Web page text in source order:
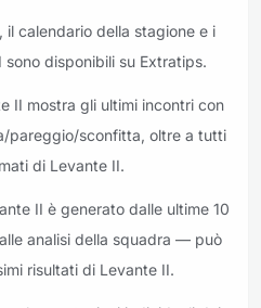
calendario della stagione e i
disponibili su Extratips.
II mostra gli ultimi incontri con
pareggio/sconfitta, oltre a tutti
di Levante II.
II è generato dalle ultime 10
analisi della squadra — può
risultati di Levante II.